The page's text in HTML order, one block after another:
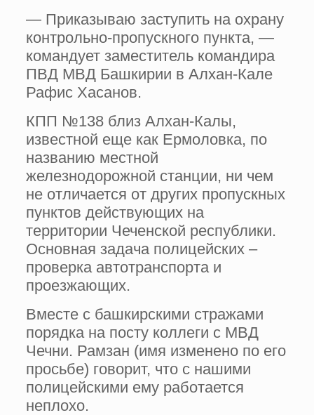
— Приказываю заступить на охрану
контрольно-пропускного пункта, —
командует заместитель командира
ПВД МВД Башкирии в Алхан-Кале
Рафис Хасанов.
КПП №138 близ Алхан-Калы,
известной еще как Ермоловка, по
названию местной
железнодорожной станции, ни чем
не отличается от других пропускных
пунктов действующих на
территории Чеченской республики.
Основная задача полицейских –
проверка автотранспорта и
проезжающих.
Вместе с башкирскими стражами
порядка на посту коллеги с МВД
Чечни. Рамзан (имя изменено по его
просьбе) говорит, что с нашими
полицейскими ему работается
неплохо.